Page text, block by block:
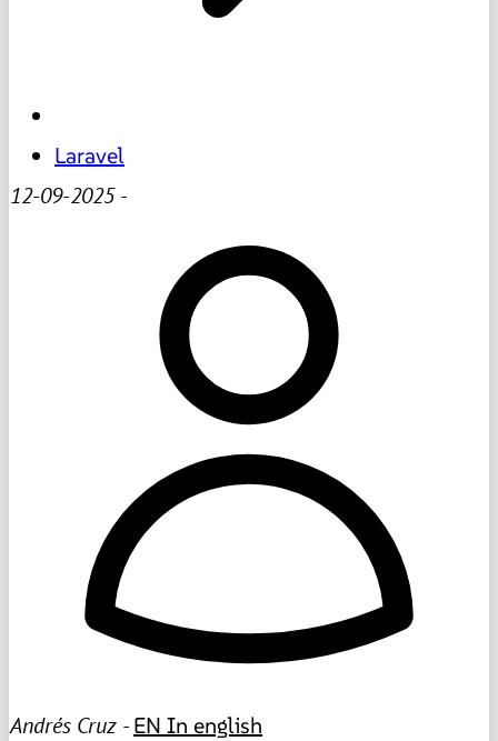
Laravel
12-09-2025-
Andrés Cruz -EN In english